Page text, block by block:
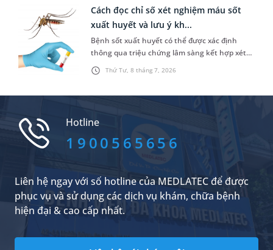
cười xét nghiệm máu có ra không”. Dưới đây là
thông tin chi tiết giúp bạn trả lời câu hỏi này.
Thứ Tư, 8 tháng 7, 2026
Cách đọc chỉ số xét nghiệm máu sốt
xuất huyết và lưu ý kh...
Bệnh sốt xuất huyết có thể được xác định
thông qua triệu chứng lâm sàng kết hợp xét
nghiệm máu. Nhưng nắm được cách đọc chỉ số
xét nghiệm máu sốt xuất huyết không hề đơn
Hotline
1900565656
Liên hệ ngay với số hotline của MEDLATEC để được
phục vụ và sử dụng các dịch vụ khám, chữa bệnh
hiện đại & cao cấp nhất.